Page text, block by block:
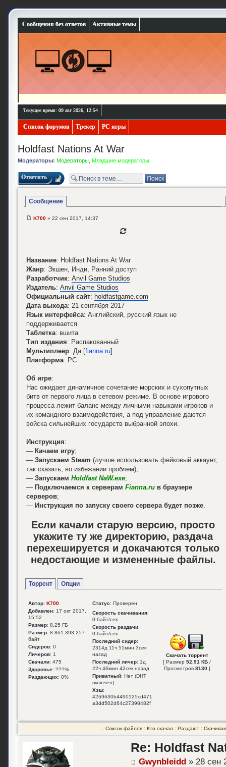
Сообщения без ответов Активные темы
Текущее время: 09 авг 2026, 12:54
Список форумов Трекер PC игры
Holdfast Nations At War
Модераторы: Модераторы Младшие модераторы
Ответить
Сообщение
K700 » 22 сен 2017, 14:37
Название: Holdfast Nations At War
Жанр: Экшен, Инди, Ранний доступ
Разработчик: Anvil Game Studios
Издатель: Anvil Game Studios
Официальный сайт: holdfastgame.com
Дата выхода: 21 сентября 2017
Язык интерфейса: Английский, русский язык не
поддерживается
Таблетка: вшита
Тип издания: Распакованный
Мультиплеер: Да [fianna.ru]
Платформа: PC
Об игре:
Нас ожидает динамичное сочетание морских и сухопутных
битв от первого лица в сетевом режиме. В основе игрового
процесса лежит баланс между личными навыками игроков и
их командного взаимодействия, а под управление даются
войска сильнейших государств выбранной эпохи.
Инструкция:
— Качаем игру;
— Запускаем Steam (лучше использовать фейковый аккаунт,
так сказать, во избежании проблем);
— Запускаем Holdfast NaW.exe;
— Подключаемся к серверам Fianna.ru в браузере
серверов;
— Инструкция по запуску своего сервера будет позже.
Если качали старую версию, просто
укажите ту же директорию, раздача
перехешируется и докачаются только
недостающие и измененные файлы.
Торрент Опции
Автор: K700
Добавлен: 17 окт 2017,
15:52
Размер: 8.25 ГБ
Размер: 8 861 393 257
байт
Сидеров: 0
Личеров: 1
Скачали: 475
Здоровье: ???%
Раздающих: 0%
Статус: Проверен
Скорость скачивания:
0 байт/сек
Скорость раздачи:
0 байт/сек
Последний сидер:
2314д 11ч 51мин 3сек
назад
Последний личер: 1д
22ч 46мин 42сек назад
Приватный: Нет (DHT
включён)
Хэш:
4269630b4490125cd471
a3dd502d64c27398482f
Скачать торрент
[ Размер 52.91 КБ /
Просмотров 8130]
.: Список файлов : Кто скачал : Раздают :
Re: Holdfast
Gwynbleidd» 28 сен